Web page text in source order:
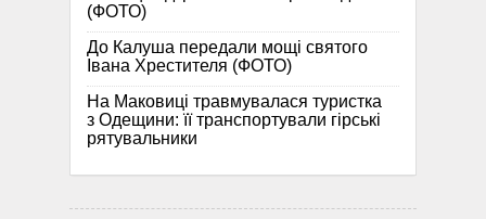
(ФОТО)
До Калуша передали мощі святого
Івана Хрестителя (ФОТО)
На Маковиці травмувалася туристка
з Одещини: її транспортували гірські
рятувальники